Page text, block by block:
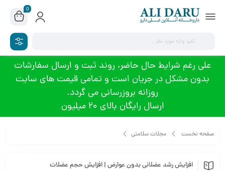
0
علی رغم شرایط حال حاضر، روند ثبت و ارسال سفارشات
بدون مشکل در جریان است و تمامی قیمت های سایت
روزانه بروزرسانی می گردد.
ارسال رایگان بالای 20 میلیون
صفحه نخست مجلات سلامتی
افزایش رشد عضلانی بدون عوارض | افزایش حجم عضلات